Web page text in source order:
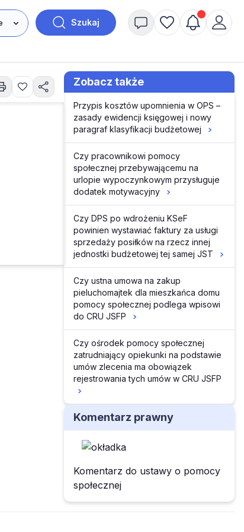
Szukaj
Zobacz także
Przypis kosztów upomnienia w OPS –
zasady ewidencji księgowej i nowy
paragraf klasyfikacji budżetowej
Czy pracownikowi pomocy
społecznej przebywającemu na
urlopie wypoczynkowym przysługuje
dodatek motywacyjny
Czy DPS po wdrożeniu KSeF
powinien wystawiać faktury za usługi
sprzedaży posiłków na rzecz innej
jednostki budżetowej tej samej JST
Czy ustna umowa na zakup
pieluchomajtek dla mieszkańca domu
pomocy społecznej podlega wpisowi
do CRU JSFP
Czy ośrodek pomocy społecznej
zatrudniający opiekunki na podstawie
umów zlecenia ma obowiązek
rejestrowania tych umów w CRU JSFP
Komentarz prawny
Komentarz do ustawy o pomocy
społecznej